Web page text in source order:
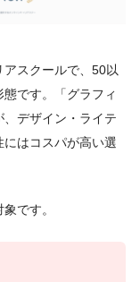
スクールで、50以
です。「グラフィ
デザイン・ライテ
にはコスパが高い選
です。